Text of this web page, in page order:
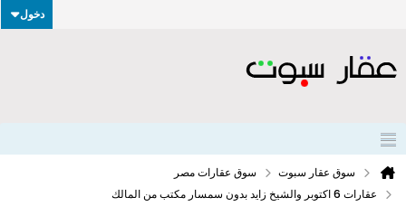
دخول
سوق عقار سبوت
سوق عقارات مصر
عقارات 6 اكتوبر والشيخ زايد بدون سمسار مكتب من المالك